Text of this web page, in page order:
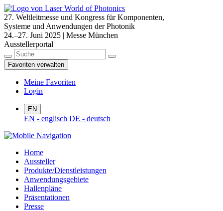
27. Weltleitmesse und Kongress für Komponenten,
Systeme und Anwendungen der Photonik
24.–27. Juni 2025 | Messe München
Ausstellerportal
Favoriten verwalten
Meine Favoriten
Login
EN
EN - englisch DE - deutsch
Home
Aussteller
Produkte/Dienstleistungen
Anwendungsgebiete
Hallenpläne
Präsentationen
Presse